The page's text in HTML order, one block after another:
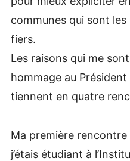
communes qui sont les
fiers.
Les raisons qui me
hommage au
tiennent en quatre
Ma première
j’étais étudiant à